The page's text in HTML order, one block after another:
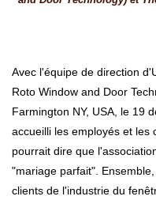
Avec l'équipe de direction
Roto Window and Door
Farmington NY, USA, le 19
accueilli les employés et les
pourrait dire que
"mariage parfait".
clients de l'industrie du